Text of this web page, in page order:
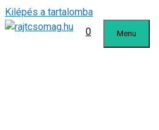
Kilépés a tartalomba
0
Menu